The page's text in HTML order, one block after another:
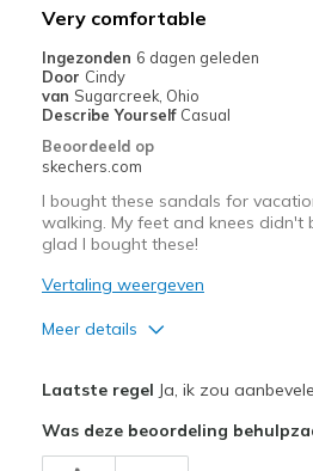
page
met
de
migratiegeschiedenis
de
bezoeken.
Very comfortable
Ingezonden 6 dagen geleden
Door Cindy
van Sugarcreek, Ohio
Describe Yourself Casual
Beoordeeld op
skechers.com
I bought these sandals for
walking. My feet and knees didn't
glad I bought these!
Vertaling weergeven
Meer details
Comfortable
Laatste regel Ja, ik zou
Was deze beoordeling